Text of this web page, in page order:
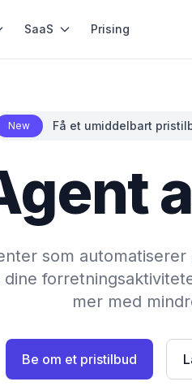
SaaS Prising
New Få et umiddelbart
som
mer med
Be om et pristilbud